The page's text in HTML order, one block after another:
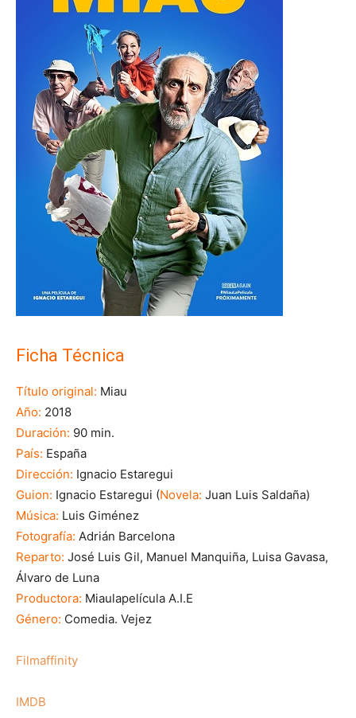
Ficha Técnica
Título original: Miau
Año: 2018
Duración: 90 min.
País: España
Dirección: Ignacio Estaregui
Guion: Ignacio Estaregui (Novela: Juan Luis Saldaña)
Música: Luis Giménez
Fotografía: Adrián Barcelona
Reparto: José Luis Gil, Manuel Manquiña, Luisa Gavasa,
Álvaro de Luna
Productora: Miaulapelícula A.I.E
Género: Comedia. Vejez
Filmaffinity
IMDB